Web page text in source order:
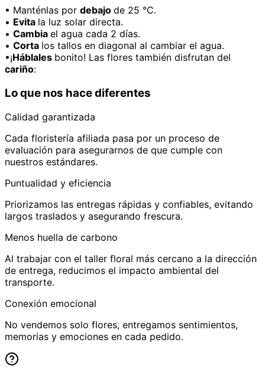
• Manténlas por debajo de 25 °C.
• Evita la luz solar directa.
• Cambia el agua cada 2 días.
• Corta los tallos en diagonal al cambiar el agua.
•¡Háblales bonito! Las flores también disfrutan del
cariño:
Lo que nos hace diferentes
Calidad garantizada
Cada floristería afiliada pasa por un proceso de
evaluación para asegurarnos de que cumple con
nuestros estándares.
Puntualidad y eficiencia
Priorizamos las entregas rápidas y confiables, evitando
largos traslados y asegurando frescura.
Menos huella de carbono
Al trabajar con el taller floral más cercano a la dirección
de entrega, reducimos el impacto ambiental del
transporte.
Conexión emocional
No vendemos solo flores, entregamos sentimientos,
memorias y emociones en cada pedido.